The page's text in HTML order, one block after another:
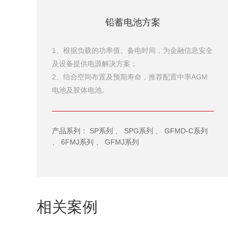
铅蓄电池方案
1、根据负载的功率值、备电时间，为金融信息安全
及设备提供电源解决方案；
2、结合空间布置及预期寿命，推荐配置中率AGM
电池及胶体电池。
产品系列： SP系列 SPG系列
GFMD-C系列
6FMJ系列 GFMJ系列
相关案例